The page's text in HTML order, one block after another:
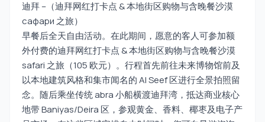
迪拜 –（迪拜网红打卡点 & 本地街区购物与含晚餐沙漠
сафари 之旅）
早餐后全天自由活动。在此期间，愿意的客人可参加额
外付费的迪拜网红打卡点 & 本地街区购物与含晚餐沙漠
safari 之旅（105 欧元）。行程首先前往未来博物馆前及
以本地建筑风格和集市闻名的 Al Seef 区进行全景拍照留
念。随后乘坐传统 abra 小船横渡迪拜湾，抵达商业核心
地带 Baniyas/Deira 区，参观黄金、香料、椰枣及电子产